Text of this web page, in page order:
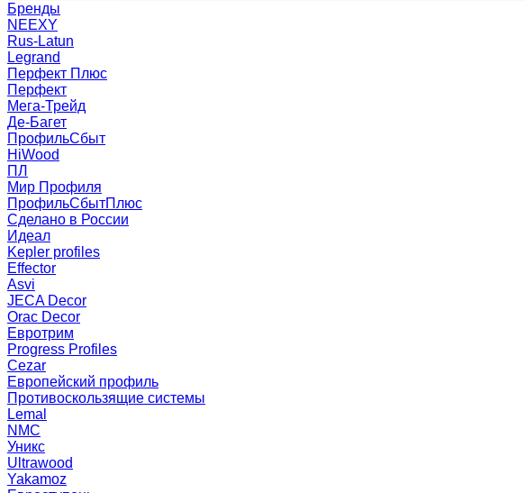
Бренды
NEEXY
Rus-Latun
Legrand
Перфект Плюс
Перфект
Мега-Трейд
Де-Багет
ПрофильСбыт
HiWood
ПЛ
Мир Профиля
ПрофильСбытПлюс
Сделано в России
Идеал
Kepler profiles
Effector
Asvi
JECA Decor
Orac Decor
Евротрим
Progress Profiles
Cezar
Европейский профиль
Противоскользящие системы
Lemal
NMC
Уникс
Ultrawood
Yakamoz